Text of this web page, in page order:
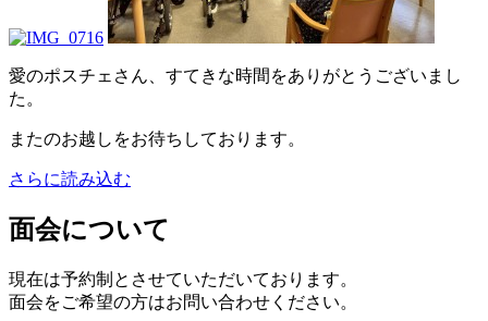
愛のポスチェさん、すてきな時間をありがとうございまし
た。
またのお越しをお待ちしております。
さらに読み込む
面会について
現在は予約制とさせていただいております。
面会をご希望の方はお問い合わせください。